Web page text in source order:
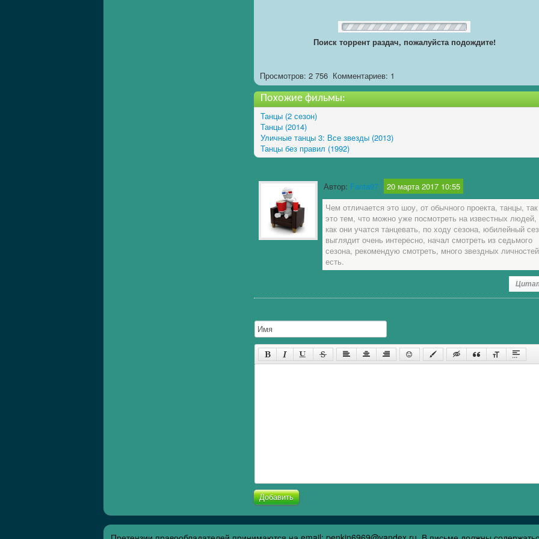
Поиск торрент раздач, пожалуйста подождите!
Просмотров: 2 756 Комментариев: 1
Похожие фильмы:
Танцы (2 сезон)
Танцы (2014)
Уличные танцы 3: Все звезды (2013)
Танцы без правил (1992)
Автор: Fanta97
20 марта 2017 10:55
Чем отличается это шоу, от обычного проекта, танцы, так
это тем, что можно уже посмотреть на известных людей,
как они учатся танцевать, по ходу сезона, юбилейный
выглядит очень интересно, начал смотреть из седьмого
сезона, рекомендую смотреть, много звездных личностей
есть.
Добавить